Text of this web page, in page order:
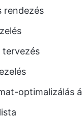
rendezés
tervezés
optimalizálás